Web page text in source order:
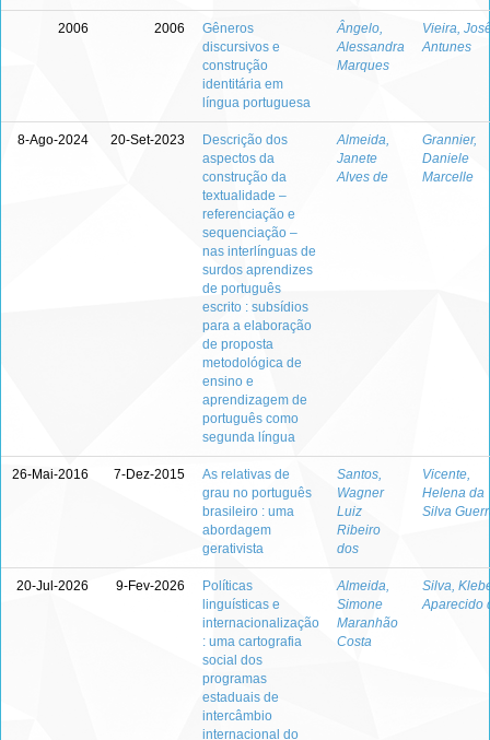
2006 2006
Gêneros
discursivos e
construção
identitária em
língua portuguesa
Ângelo,
Alessandra
Marques
Vieira,
Antunes
8-Ago-2024 20-Set-2023
Descrição dos
aspectos da
construção da
textualidade –
referenciação e
sequenciação –
nas interlínguas de
surdos aprendizes
de português
escrito : subsídios
para a elaboração
de proposta
metodológica de
ensino e
aprendizagem de
português como
segunda língua
Almeida,
Janete
Alves de
Grannier,
Daniele
Marcelle
26-Mai-2016 7-Dez-2015
As relativas de
grau no português
brasileiro : uma
abordagem
gerativista
Santos,
Wagner
Luiz
Ribeiro
dos
Vicente,
Helena da
Silva
20-Jul-2026 9-Fev-2026
Políticas
linguísticas e
internacionalização
: uma cartografia
social dos
programas
estaduais de
intercâmbio
internacional do
Almeida,
Simone
Maranhão
Costa
Silva,
Aparecido